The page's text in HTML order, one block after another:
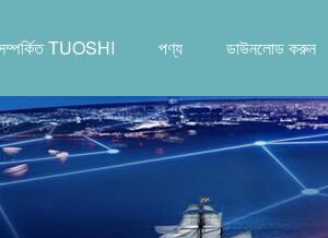
TUOSHI পণ্য ডাউনলোড করুন